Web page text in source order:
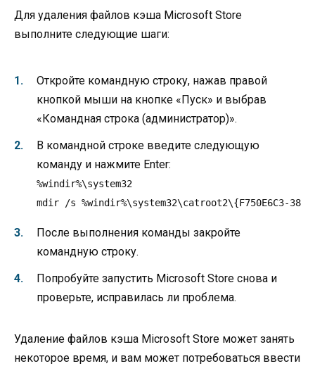
Для удаления файлов кэша Microsoft Store
выполните следующие шаги:
Откройте командную строку, нажав правой
кнопкой мыши на кнопке «Пуск» и выбрав
«Командная строка (администратор)».
В командной строке введите следующую
команду и нажмите Enter:
%windir%\system32
mdir /s %windir%\system32\catroot2\{F750E6C3-38EE-
После выполнения команды закройте
командную строку.
Попробуйте запустить Microsoft Store снова и
проверьте, исправилась ли проблема.
Удаление файлов кэша Microsoft Store может занять
некоторое время, и вам может потребоваться ввести